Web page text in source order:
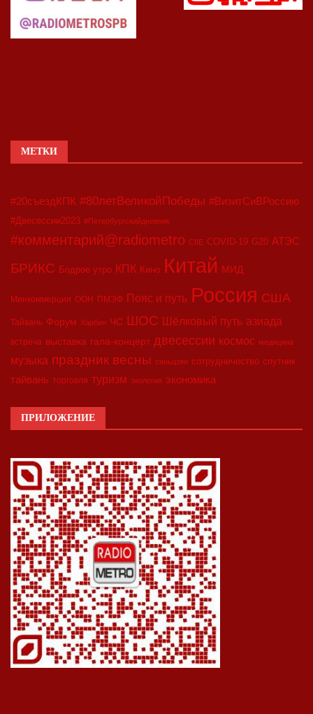
МЕТКИ
#20съездКПК #80летВеликойПобеды #ВизитСиВРоссию
#Двесессии2023 #Петербургскийдневник
#комментарий@radiometro CIIE COVID-19 G20 АТЭС
БРИКС Бодрое утро КПК Кино Китай МИД
Минкоммерции ООН ПМЭФ Пояс и путь Россия США
Тайвань Форум Харбин ЧС ШОС Шёлковый путь азиада
встреча выставка гала-концерт двесессии космос медицина
музыка праздник весны синьцзян сотрудничество спутник
тайвань торговля туризм экология экономика
ПРИЛОЖЕНИЕ